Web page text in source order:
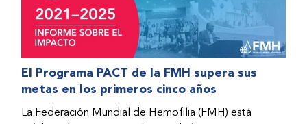
El Programa PACT de la FMH supera sus
metas en los primeros cinco años
La Federación Mundial de Hemofilia (FMH) está